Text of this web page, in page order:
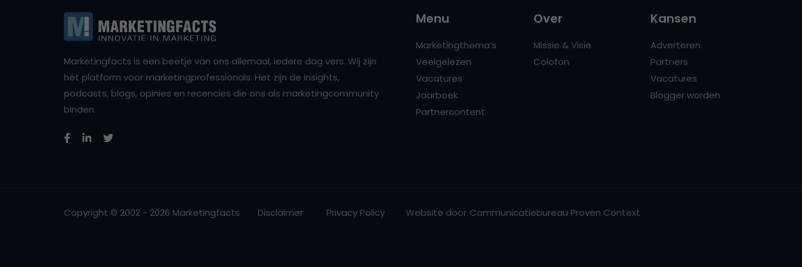
Marketingfacts is een beetje van ons allemaal, iedere dag vers. Wij zijn
hét platform voor marketingprofessionals. Het zijn de insights,
podcasts, blogs, opinies en recencies die ons als marketingcommunity
binden.
Menu
Marketingthema’s
Veelgelezen
Vacatures
Jaarboek
Partnercontent
Over
Missie & Visie
Colofon
Kansen
Adverteren
Partners
Vacatures
Blogger worden
Copyright © 2002 - 2026 Marketingfacts Disclaimer Privacy Policy Website door Communicatiebureau Proven Context